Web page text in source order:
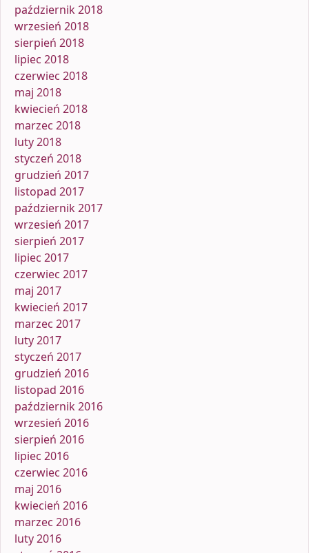
październik 2018
wrzesień 2018
sierpień 2018
lipiec 2018
czerwiec 2018
maj 2018
kwiecień 2018
marzec 2018
luty 2018
styczeń 2018
grudzień 2017
listopad 2017
październik 2017
wrzesień 2017
sierpień 2017
lipiec 2017
czerwiec 2017
maj 2017
kwiecień 2017
marzec 2017
luty 2017
styczeń 2017
grudzień 2016
listopad 2016
październik 2016
wrzesień 2016
sierpień 2016
lipiec 2016
czerwiec 2016
maj 2016
kwiecień 2016
marzec 2016
luty 2016